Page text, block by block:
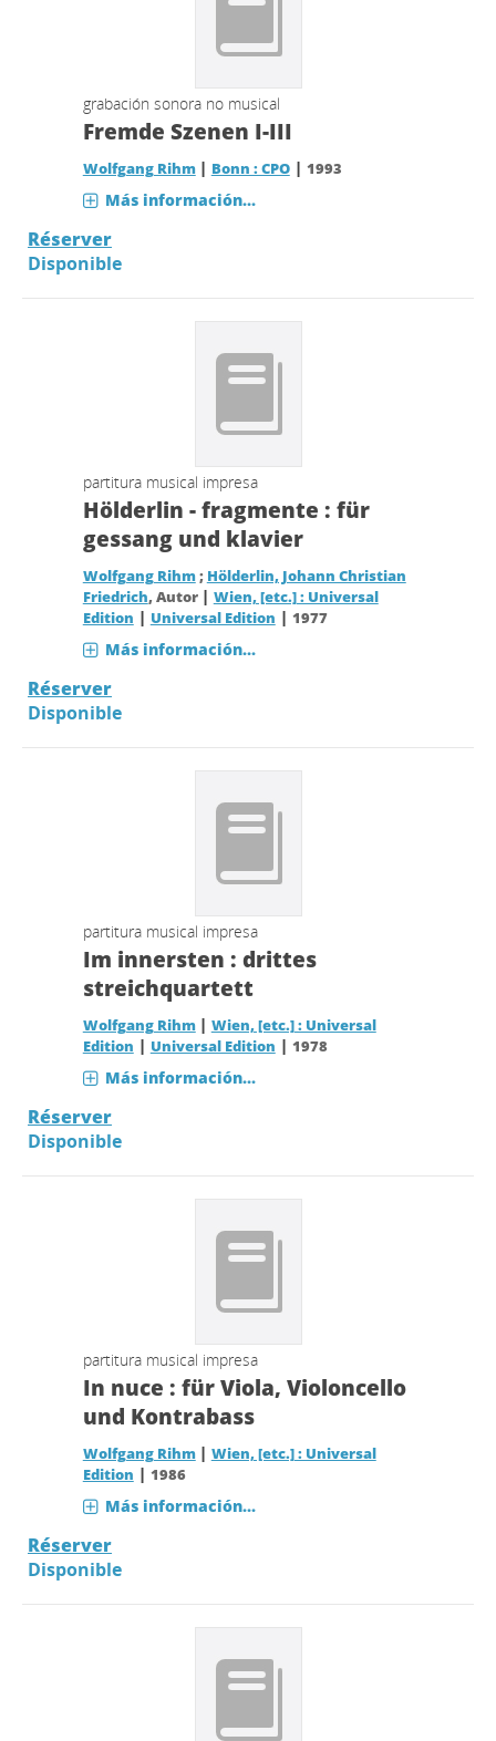
grabación sonora no musical
Fremde Szenen I-III
Wolfgang Rihm | Bonn : CPO| 1993
Más información...
Réserver
Disponible
partitura musical impresa
Hölderlin - fragmente : für
gessang und klavier
Wolfgang Rihm; Hölderlin, Johann Christian
Friedrich, Autor | Wien, [etc.] : Universal
Edition | Universal Edition | 1977
Más información...
Réserver
Disponible
partitura musical impresa
Im innersten : drittes
streichquartett
Wolfgang Rihm | Wien, [etc.] : Universal
Edition | Universal Edition | 1978
Más información...
Réserver
Disponible
partitura musical impresa
In nuce : für Viola, Violoncello
und Kontrabass
Wolfgang Rihm | Wien, [etc.] : Universal
Edition | 1986
Más información...
Réserver
Disponible